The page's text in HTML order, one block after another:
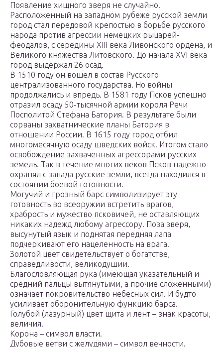
Появление хищного зверя не случайно.
Расположенный на западном рубеже русской земли
город стал передовой крепостью в борьбе русского
народа против агрессии немецких рыцарей-
феодалов, с середины XIII века Ливонского ордена, и
Великого княжества Литовского. До начала XVI века
город выдержал 26 осад.
В 1510 году он вошел в состав Русского
централизованного государства. Но войны
продолжались и впредь. В 1581 году Псков успешно
отразил осаду 50-тысячной армии короля Речи
Посполитой Стефана Батория. В результате были
сорваны захватнические планы Батория в
отношении России. В 1615 году город отбил
многомесячную осаду шведских войск. Итогом стало
освобождение захваченных агрессорами русских
земель. Так в течение многих веков Псков надежно
охранял с запада русские земли, всегда находился в
состоянии боевой готовности.
Могучий и грозный барс символизирует эту
готовность во всеоружии встретить врагов,
храбрость и мужество псковичей, не оставляющих
никаких надежд любому агрессору. Поза зверя,
высунутый язык и поднятая передняя лапа
подчеркивают его нацеленность на врага.
Золотой цвет свидетельствует о богатстве,
справедливости, великодушии.
Благословляющая рука (имеющая указательный и
средний пальцы вытянутыми, а прочие сложенными)
означает покровительство небесных сил. И будто
усиливает оборонительную функцию барса.
Голубой (лазурный) цвет щита и лент – знак красоты,
величия.
Корона – символ власти.
Дубовые ветви с желудями – символ вечности.